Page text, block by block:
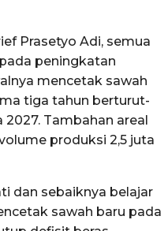
Prasetyo Adi, semua
peningkatan
mencetak sawah
tiga tahun berturut-
Tambahan areal
produksi 2,5 juta
dan sebaiknya belajar
sawah baru pada